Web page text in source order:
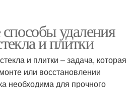
удаления
и плитки
и плитки – задача, которая
или восстановлении
необходима для прочного